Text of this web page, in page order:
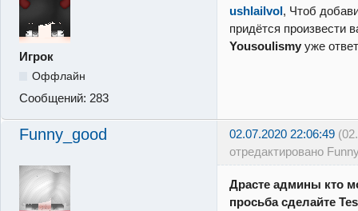
Игрок
Оффлайн
Сообщений: 283
ushlailvol, Чтоб
придётся произвести
Yousoulismy уже
Funny_good 02.07.2020 22:06:49
отредактировано
Драсте админы кто
просьба сделайте